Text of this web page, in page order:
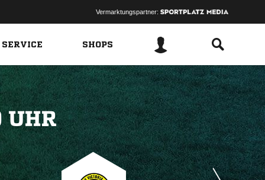
Vermarktungspartner:
SHOPS
